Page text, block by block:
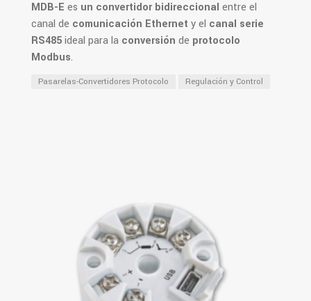
MDB-E es un convertidor bidireccional entre el
canal de comunicación Ethernet y el canal serie
RS485ideal para la conversión de protocolo
Modbus.
Pasarelas-Convertidores Protocolo Regulación y Control